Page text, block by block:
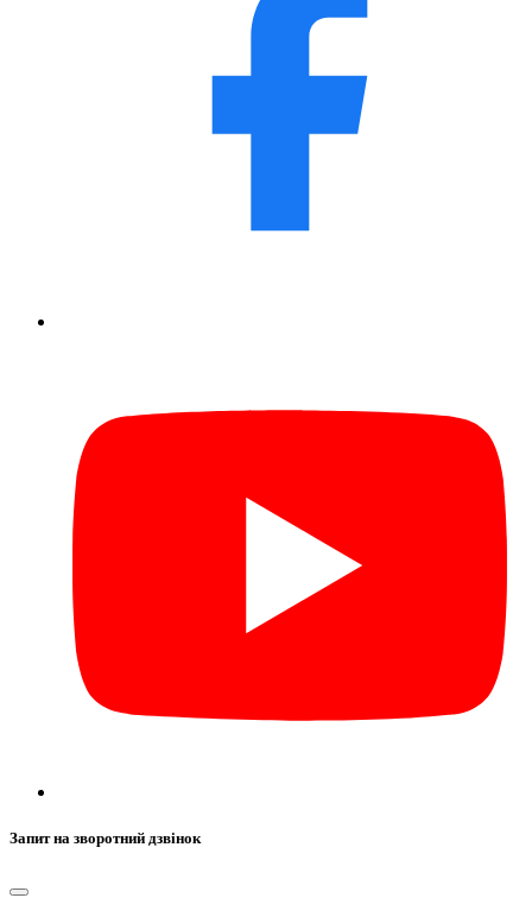
Запит на зворотний дзвінок